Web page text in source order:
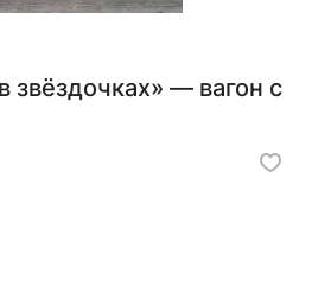
звёздочках» — вагон с